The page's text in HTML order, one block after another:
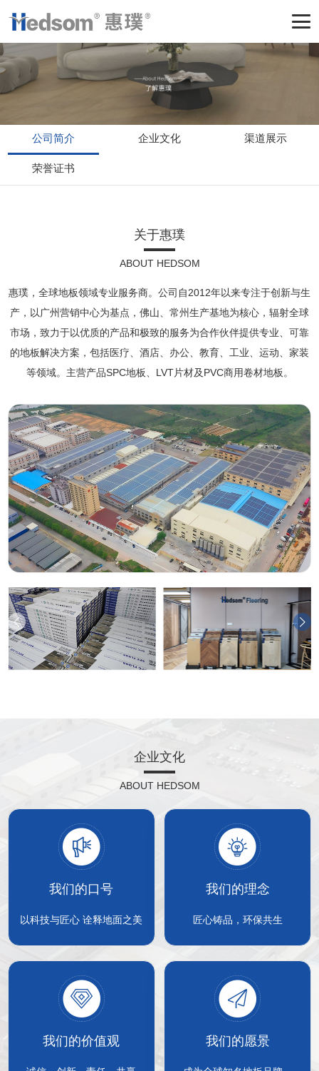
公司简介 企业文化 渠道展示
荣誉证书
关于惠璞
ABOUT HEDSOM
惠璞，全球地板领域专业服务商。公司自2012年以来专注于创新与生
产，以广州营销中心为基点，佛山、常州生产基地为核心，辐射全球
市场，致力于以优质的产品和极致的服务为合作伙伴提供专业、可靠
的地板解决方案，包括医疗、酒店、办公、教育、工业、运动、家装
等领域。主营产品SPC地板、LVT片材及PVC商用卷材地板。
企业文化
ABOUT HEDSOM
我们的口号
以科技与匠心 诠释地面之美
我们的理念
匠心铸品，环保共生
我们的价值观 我们的愿景